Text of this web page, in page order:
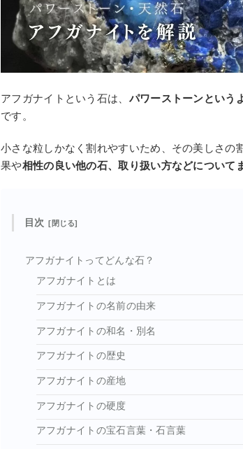
アフガナイトという石は、 パワーストーンという
です。
小さな粒しかなく割れやすいため、その美しさの
果や相性の良い他の石、取り扱い方などについて
目次
アフガナイトってどんな石？
アフガナイトとは
アフガナイトの名前の由来
アフガナイトの和名・別名
アフガナイトの歴史
アフガナイトの産地
アフガナイトの硬度
アフガナイトの宝石言葉・石言葉